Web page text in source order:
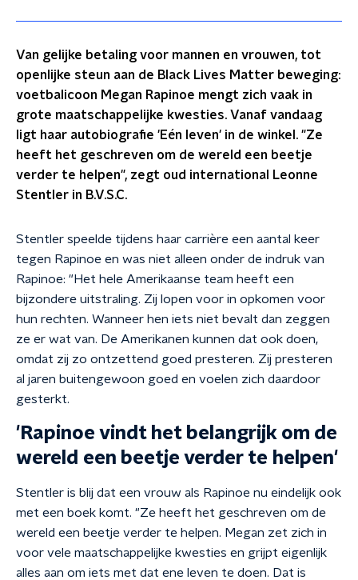
Van gelijke betaling voor mannen en vrouwen, tot
openlijke steun aan de Black Lives Matter beweging:
voetbalicoon Megan Rapinoe mengt zich vaak in
grote maatschappelijke kwesties. Vanaf vandaag
ligt haar autobiografie 'Eén leven' in de winkel. "Ze
heeft het geschreven om de wereld een beetje
verder te helpen", zegt oud international Leonne
Stentler in B.V.S.C.
Stentler speelde tijdens haar carrière een aantal keer
tegen Rapinoe en was niet alleen onder de indruk van
Rapinoe: "Het hele Amerikaanse team heeft een
bijzondere uitstraling. Zij lopen voor in opkomen voor
hun rechten. Wanneer hen iets niet bevalt dan zeggen
ze er wat van. De Amerikanen kunnen dat ook doen,
omdat zij zo ontzettend goed presteren. Zij presteren
al jaren buitengewoon goed en voelen zich daardoor
gesterkt.
'Rapinoe vindt het belangrijk om de
wereld een beetje verder te helpen'
Stentler is blij dat een vrouw als Rapinoe nu eindelijk ook
met een boek komt. "Ze heeft het geschreven om de
wereld een beetje verder te helpen. Megan zet zich in
voor vele maatschappelijke kwesties en grijpt eigenlijk
alles aan om iets met dat ene leven te doen. Dat is